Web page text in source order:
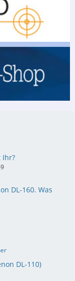
Ihr?
DL-160. Was
DL-110)